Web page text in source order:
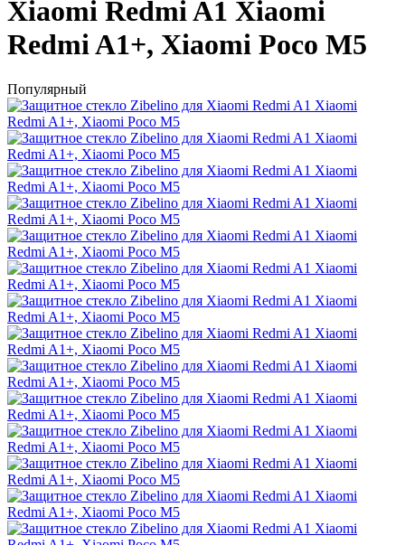
Xiaomi Redmi A1 Xiaomi
Redmi A1+, Xiaomi Poco M5
Популярный